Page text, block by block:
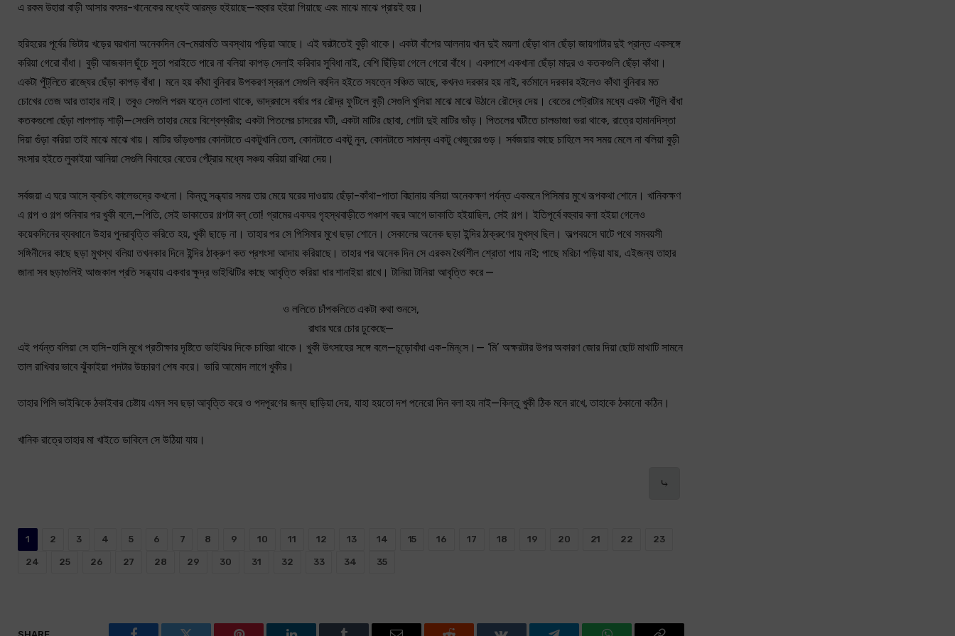
এ রকম উহারা বাড়ী আসার বৎসর-খানেকের মধ্যেই আরম্ভ হইয়াছে—বহুবার হইয়া গিয়াছে এবং মাঝে মাঝে প্রায়ই হয়।
হরিহরের পূর্বের ভিটায় খড়ের ঘরখানা অনেকদিন বে-মেরামতি অবস্থায় পড়িয়া আছে। এই ঘরটাতেই বুড়ী থাকে। একটা বাঁশের আলনায় খান দুই ময়লা ছেঁড়া থান ছেঁড়া জায়গাটার দুই প্রান্ত একসঙ্গে
করিয়া গেরো বাঁধা। বুড়ী আজকাল ছুঁচে সুতা পরাইতে পারে না বলিয়া কাপড় সেলাই করিবার সুবিধা নাই, বেশি ছিঁড়িয়া গেলে গেরো বাঁধে। একপাশে একখানা ছেঁড়া মাদুর ও কতকগুলি ছেঁড়া কাঁথা।
একটা পুঁট্‌লিতে রাজ্যের ছেঁড়া কাপড় বাঁধা। মনে হয় কাঁথা বুনিবার উপকরণ স্বরূপ সেগুলি বহুদিন হইতে সযত্নে সঞ্চিত আছে, কখনও দরকার হয় নাই, বর্তমানে দরকার হইলেও কাঁথা বুনিবার মত
চোখের তেজ আর তাহার নাই। তবুও সেগুলি পরম যত্নে তোলা থাকে, ভাদ্রমাসে বর্ষার পর রৌদ্র ফুটিলে বুড়ী সেগুলি খুলিয়া মাঝে মাঝে উঠানে রৌদ্রে দেয়। বেতের পেট্‌রাটার মধ্যে একটা পঁটুলি বাঁধা
কতকগুলো ছেঁড়া লালপাড় শাড়ী—সেগুলি তাহার মেয়ে বিশ্বেশ্বরীর; একটা পিতলের চাদরের ঘটী, একটা মাটির ছোবা, গোটা দুই মাটির ভাঁড়। পিতলের ঘটীতে চালভাজা ভরা থাকে, রাত্রে হামানদিস্তা
দিয়া গুঁড়া করিয়া তাই মাঝে মাঝে খায়। মাটির ভাঁড়গুলার কোনটাতে একটুখানি তেল, কোনটাতে একটু নুন, কোনটাতে সামান্য একটু খেজুরের গুড়। সর্বজয়ার কাছে চাহিলে সব সময় মেলে না বলিয়া বুড়ী
সংসার হইতে লুকাইয়া আনিয়া সেগুলি বিবাহের বেতের পেঁট্‌রার মধ্যে সঞ্চয় করিয়া রাখিয়া দেয়।
সর্বজয়া এ ঘরে আসে ক্বচিৎ কালেভদ্রে কখনো। কিন্তু সন্ধ্যার সময় তার মেয়ে ঘরের দাওয়ায় ছেঁড়া-কাঁথা-পাতা বিছানায় বসিয়া অনেকক্ষণ পর্যন্ত একমনে পিসিমার মুখে রূপকথা শোনে। খানিকক্ষণ
এ গল্প ও গল্প শুনিবার পর খুকী বলে,—পিতি, সেই ডাকাতের গল্পটা বল্ তো! গ্রামের একঘর গৃহস্থবাড়ীতে পঞ্চাশ বছর আগে ডাকাতি হইয়াছিল, সেই গল্প। ইতিপূর্বে বহুবার বলা হইয়া গেলেও
কয়েকদিনের ব্যবধানে উহার পুনরাবৃত্তি করিতে হয়, খুকী ছাড়ে না। তাহার পর সে পিসিমার মুখে ছড়া শোনে। সেকালের অনেক ছড়া ইন্দির ঠাক্‌রুণের মুখস্থ ছিল। অল্পবয়সে ঘাটে পথে সমবয়সী
সঙ্গিনীদের কাছে ছড়া মুখস্থ বলিয়া তখনকার দিনে ইন্দির ঠাক্‌রুণ কত প্রশংসা আদায় করিয়াছে। তাহার পর অনেক দিন সে এরকম ধৈর্যশীল শ্রোতা পায় নাই; পাছে মরিচা পড়িয়া যায়, এইজন্য তাহার
জানা সব ছড়াগুলিই আজকাল প্রতি সন্ধ্যায় একবার ক্ষুদ্র ভাইঝিটির কাছে আবৃত্তি করিয়া ধার শানাইয়া রাখে। টানিয়া টানিয়া আবৃত্তি করে —
ও ললিতে চাঁপকলিতে একটা কথা শুনসে,
রাধার ঘরে চোর ঢুকেছে—
এই পর্যন্ত বলিয়া সে হাসি-হাসি মুখে প্রতীক্ষার দৃষ্টিতে ভাইঝির দিকে চাহিয়া থাকে। খুকী উৎসাহের সঙ্গে বলে—চূড়োবাঁধা এক-মিন্‌সে।— ‘মি’ অক্ষরটার উপর অকারণ জোর দিয়া ছোট মাথাটি সামনে
তাল রাখিবার ভাবে ঝুঁকাইয়া পদটার উচ্চারণ শেষ করে। ভারি আমোদ লাগে খুকীর।
তাহার পিসি ভাইঝিকে ঠকাইবার চেষ্টায় এমন সব ছড়া আবৃত্তি করে ও পদপূরণের জন্য ছাড়িয়া দেয়, যাহা হয়তো দশ পনেরো দিন বলা হয় নাই—কিন্তু খুকী ঠিক মনে রাখে, তাহাকে ঠকানো কঠিন।
খানিক রাত্রে তাহার মা খাইতে ডাকিলে সে উঠিয়া যায়।
⤷
1 2 3 4 5 6 7 8 9 10 11 12 13 14 15 16 17 18 19 20 21 22 23
24 25 26 27 28 29 30 31 32 33 34 35